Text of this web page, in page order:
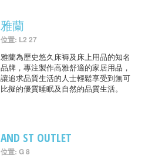
雅蘭
位置: L2 27
雅蘭為歷史悠久床褥及床上用品的知名
品牌，專注製作高雅舒適的家居用品，
讓追求品質生活的人士輕鬆享受到無可
比擬的優質睡眠及自然的品質生活。
AND ST OUTLET
位置: G 8